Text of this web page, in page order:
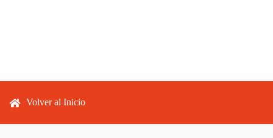
Footer menu
Volver al Inicio